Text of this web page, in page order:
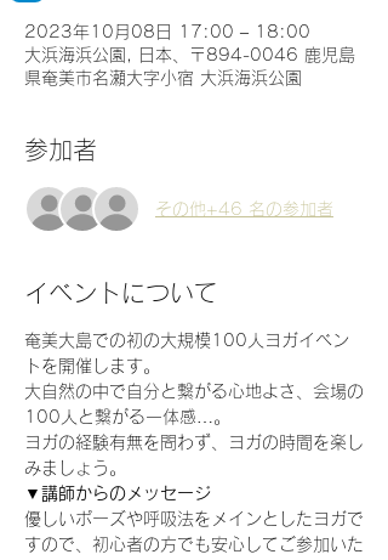
2023年10月08日 17:00 – 18:00
大浜海浜公園, 日本、〒894-0046 鹿児島
県奄美市名瀬大字小宿 大浜海浜公園
参加者
その他+46 名の参加者
イベントについて
奄美大島での初の大規模100人ヨガイベン
トを開催します。
大自然の中で自分と繋がる心地よさ、会場の
100人と繋がる一体感…。
ヨガの経験有無を問わず、ヨガの時間を楽し
みましょう。
▼講師からのメッセージ
優しいポーズや呼吸法をメインとしたヨガで
すので、初心者の方でも安心してご参加いた